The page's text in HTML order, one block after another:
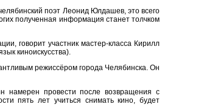
поэт Леонид Юлдашев, это всего
полученная информация станет толчком
говорит участник мастер-класса Кирилл
киноискусства).
режиссёром города Челябинска. Он
намерен провести после возвращения с
пять лет учиться снимать кино, будет